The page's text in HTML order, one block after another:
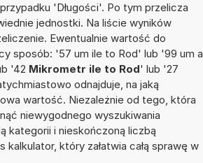
'Długości'. Po tym przelicza
jednostki. Na liście wyników
Ewentualnie wartość do
sposób: '57 um ile to Rod' lub '99 um a
'42 Mikrometr ile to Rod' lub '27
odnajduje, na jaką
wartość. Niezależnie od tego, która
niewygodnego wyszukiwania
kategorii i nieskończoną liczbą
który załatwia całą sprawę w